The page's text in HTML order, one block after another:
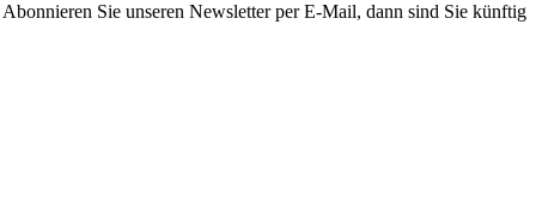
Sie unseren Newsletter per E-Mail, dann sind Sie künftig